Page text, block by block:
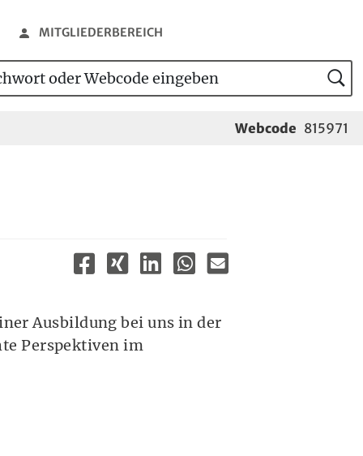
MITGLIEDERBEREICH
oder Webcode eingeben
Webcode 815971
Ausbildung bei uns in der
Perspektiven im